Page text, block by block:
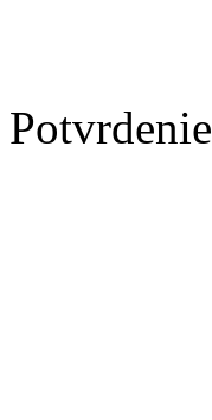
Potvrdenie